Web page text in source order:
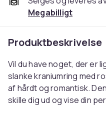
Megabilligt
Produktbeskrivelse
Vil du have noget, der er
slanke kraniumring med
af hårdt og romantisk.
skille dig ud og vise din